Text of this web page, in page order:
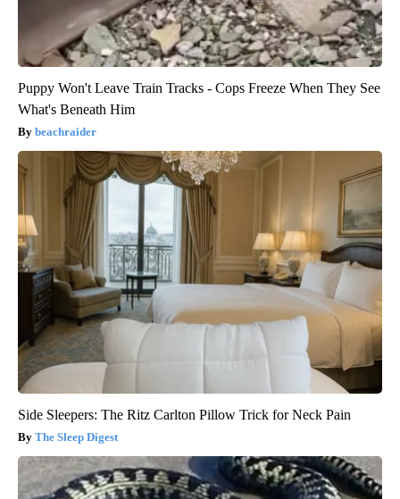
Puppy Won't Leave Train Tracks - Cops Freeze When They See
What's Beneath Him
beachraider
Side Sleepers: The Ritz Carlton Pillow Trick for Neck Pain
The Sleep Digest